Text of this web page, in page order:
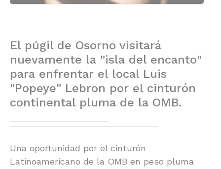
El púgil de Osorno visitará
nuevamente la "isla del encanto"
para enfrentar el local Luis
"Popeye" Lebron por el cinturón
continental pluma de la OMB.
Una oportunidad por el cinturón
Latinoamericano de la OMB en peso pluma